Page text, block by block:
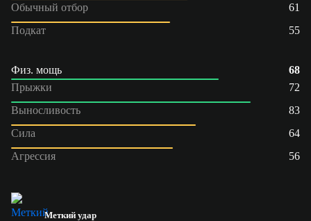
Обычный отбор
61
Подкат
55
Физ. мощь
68
Прыжки
72
Выносливость
83
Сила
64
Агрессия
56
Меткий удар